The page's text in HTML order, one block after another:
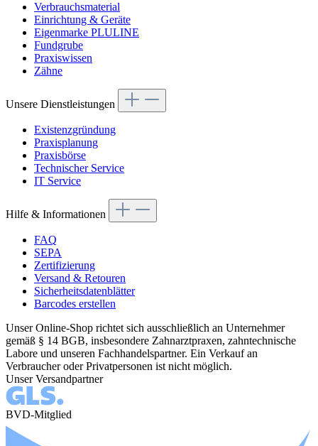
Verbrauchsmaterial
Einrichtung & Geräte
Eigenmarke PLULINE
Fundgrube
Praxiswissen
Zähne
Unsere Dienstleistungen
Existenzgründung
Praxisplanung
Praxisbörse
Technischer Service
IT Service
Hilfe & Informationen
FAQ
SEPA
Zertifizierung
Versand & Retouren
Sicherheitsdatenblätter
Barcodes erstellen
Unser Online-Shop richtet sich ausschließlich an Unternehmer
gemäß § 14 BGB, insbesondere Zahnarztpraxen, zahntechnische
Labore und unseren Fachhandelspartner. Ein Verkauf an
Verbraucher oder Privatpersonen ist nicht möglich.
Unser Versandpartner
BVD-Mitglied